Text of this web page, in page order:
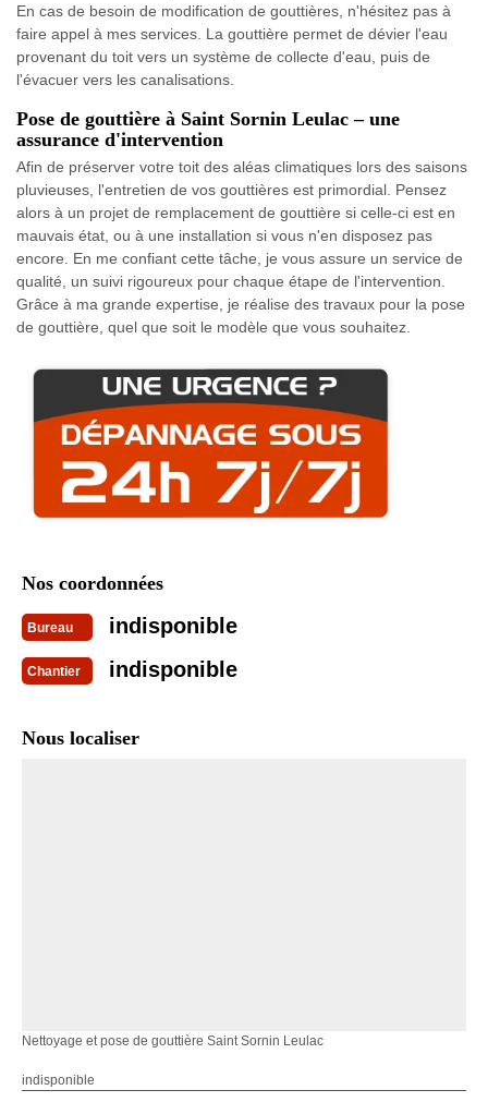
En cas de besoin de modification de gouttières, n'hésitez pas à
faire appel à mes services. La gouttière permet de dévier l'eau
provenant du toit vers un système de collecte d'eau, puis de
l'évacuer vers les canalisations.
Pose de gouttière à Saint Sornin Leulac – une
assurance d'intervention
Afin de préserver votre toit des aléas climatiques lors des saisons
pluvieuses, l'entretien de vos gouttières est primordial. Pensez
alors à un projet de remplacement de gouttière si celle-ci est en
mauvais état, ou à une installation si vous n'en disposez pas
encore. En me confiant cette tâche, je vous assure un service de
qualité, un suivi rigoureux pour chaque étape de l'intervention.
Grâce à ma grande expertise, je réalise des travaux pour la pose
de gouttière, quel que soit le modèle que vous souhaitez.
Nos coordonnées
Bureau indisponible
Chantier indisponible
Nous localiser
Nettoyage et pose de gouttière Saint Sornin Leulac
indisponible